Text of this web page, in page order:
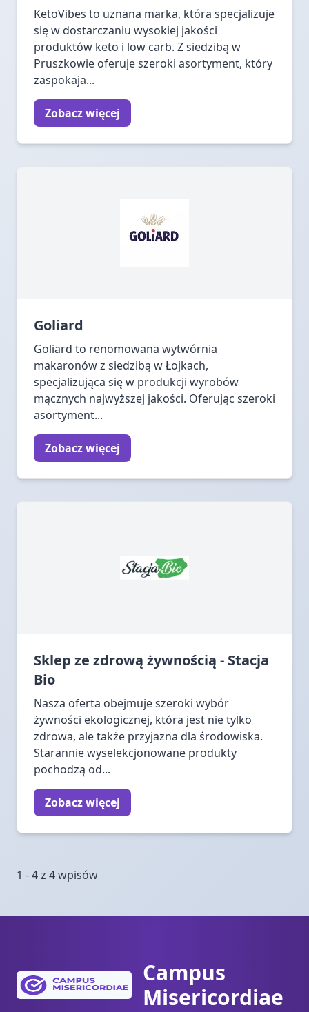
KetoVibes to uznana marka, która specjalizuje
się w dostarczaniu wysokiej jakości
produktów keto i low carb. Z siedzibą w
Pruszkowie oferuje szeroki asortyment, który
zaspokaja...
Zobacz więcej
Goliard
Goliard to renomowana wytwórnia
makaronów z siedzibą w Łojkach,
specjalizująca się w produkcji wyrobów
mącznych najwyższej jakości. Oferując szeroki
asortyment...
Zobacz więcej
Sklep ze zdrową żywnością - Stacja
Bio
Nasza oferta obejmuje szeroki wybór
żywności ekologicznej, która jest nie tylko
zdrowa, ale także przyjazna dla środowiska.
Starannie wyselekcjonowane produkty
pochodzą od...
Zobacz więcej
1 - 4 z 4 wpisów
Campus
Misericordiae